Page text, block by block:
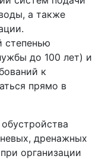
а также
степенью
до 100 лет) и
к
прямо в
дренажных
организации